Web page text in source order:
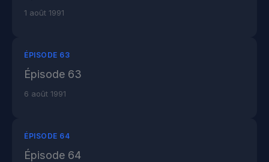
1 août 1991
ÉPISODE 63
Épisode 63
6 août 1991
ÉPISODE 64
Épisode 64